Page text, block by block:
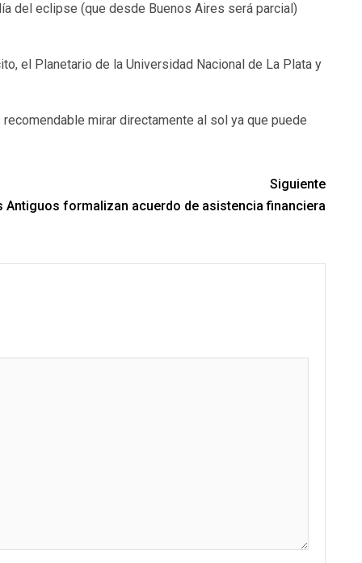
del eclipse (que desde Buenos Aires será parcial)
el Planetario de la Universidad Nacional de La Plata y
mirar directamente al sol ya que puede
Siguiente
Antiguos formalizan acuerdo de asistencia financiera